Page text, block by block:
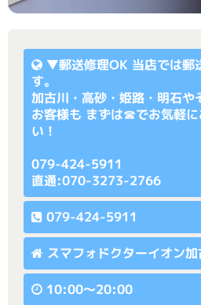
▼郵送修理OK 当店では郵
す。
加古川・高砂・姫路・明石や
お客様も まずは☎でお気軽
い！
079-424-5911
直通:070-3273-2766
079-424-5911
スマフォドクターイオン加
10:00〜20:00